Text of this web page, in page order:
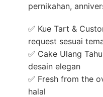
pernikahan,
✅ Kue Tart &
request sesuai
✅ Cake Ulang
desain elegan
✅ Fresh from the
halal